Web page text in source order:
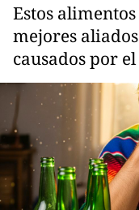
Estos
mejores
causados por